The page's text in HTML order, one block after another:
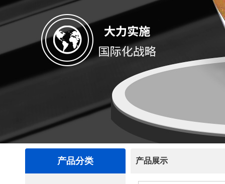
产品分类 产品展示